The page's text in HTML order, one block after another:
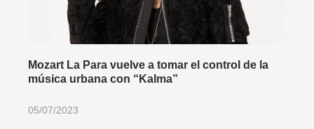
Mozart La Para vuelve a tomar el control de la
música urbana con “Kalma”
05/07/2023